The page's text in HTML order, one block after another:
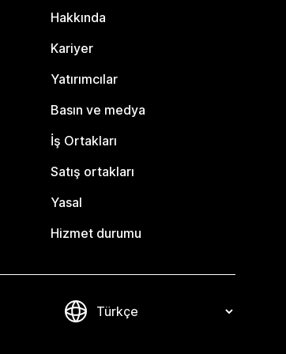
Hakkında
Kariyer
Yatırımcılar
Basın ve medya
İş Ortakları
Satış ortakları
Yasal
Hizmet durumu